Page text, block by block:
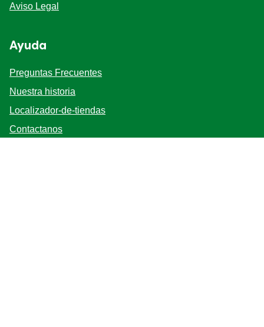
Aviso Legal
Ayuda
Preguntas Frecuentes
Nuestra historia
Localizador-de-tiendas
Contactanos